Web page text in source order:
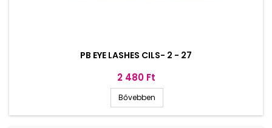
PB EYE LASHES CILS- 2 - 27
Ár
2 480 Ft
Bővebben